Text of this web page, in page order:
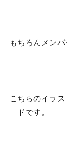
もちろんメン
こちらのイラス
ードです。